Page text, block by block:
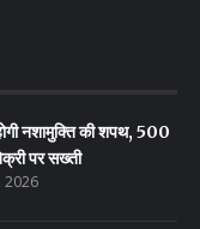
नशामुक्ति की शपथ, 500
पर सख्ती
2026